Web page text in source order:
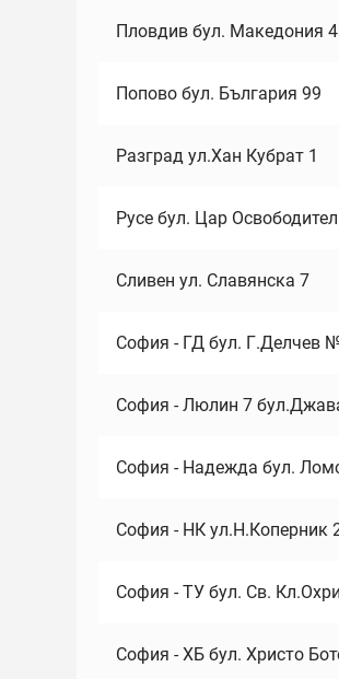
Пловдив бул. Македония
Попово бул. България 99
Разград ул.Хан Кубрат 1
Русе бул. Цар
Сливен ул. Славянска 7
София - ГД бул. Г.Делчев
София - Люлин 7
София - Надежда бул.
София - НК ул.Н.Коперник
София - ТУ бул. Св.
София - ХБ бул. Христо